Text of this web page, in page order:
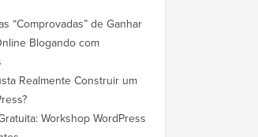
“Comprovadas” de Ganhar
Blogando com
Realmente Construir um
Workshop WordPress